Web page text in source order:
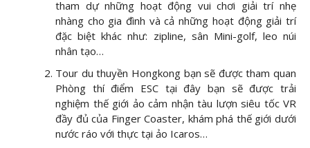
tham dự những hoạt động vui chơi giải trí nhẹ
nhàng cho gia đình và cả những hoạt động giải trí
đặc biệt khác như: zipline, sân Mini-golf, leo núi
nhân tạo…
Tour du thuyền Hongkong bạn sẽ được tham quan
Phòng thí điểm ESC tại đây bạn sẽ được trải
nghiệm thế giới ảo cảm nhận tàu lượn siêu tốc VR
đầy đủ của Finger Coaster, khám phá thế giới dưới
nước ráo với thực tại ảo Icaros…